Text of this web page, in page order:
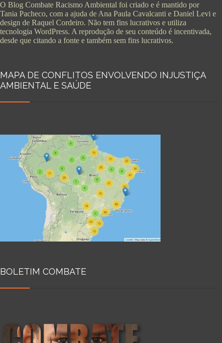
O Blog Combate Racismo Ambiental foi criado e é mantido por
Tania Pacheco, com a ajuda de Ana Paula Cavalcanti e Daniel Levi e
design de Raquel Cordeiro. Não tem fins lucrativos e utiliza
tecnologia WordPress. A reprodução de seu conteúdo é incentivada,
desde que citando a fonte e também sem fins lucrativos.
MAPA DE CONFLITOS ENVOLVENDO INJUSTIÇA
AMBIENTAL E SAÚDE
BOLETIM COMBATE